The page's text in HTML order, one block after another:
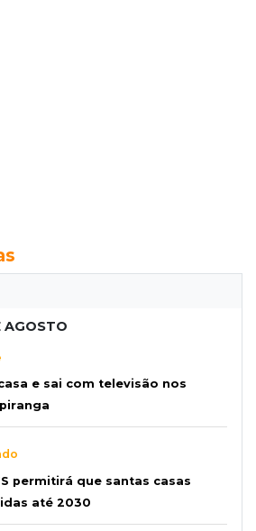
AGOSTO
e sai com televisão nos
permitirá que santas casas
até 2030